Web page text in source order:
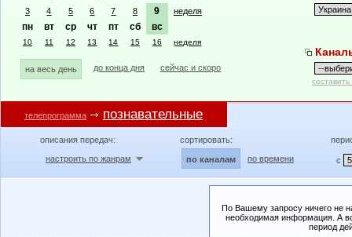
3 4 5 6 7 8 9 неделя
пн вт ср чт пт сб вс
10 11 12 13 14 15 16 неделя
на весь день до конца дня сейчас и скоро
телепрограмма познавательные
описания передач:
настроить по жанрам
сортировать:
по каналам по времени с
По Вашему запросу ничего не
необходимая информация. А
период